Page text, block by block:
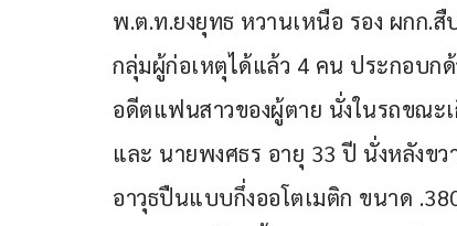
พ.ต.ท.ยงยุทธ หวานเหนือ รอง ผกก.
กลุ่มผู้ก่อเหตุได้แล้ว 4 คน ประกอบก
อดีตแฟนสาวของผู้ตาย นั่งในรถขณะ
และ นายพงศธร อายุ 33 ปี นั่งหลังข
อาวุธปืนแบบกึ่งออโตเมติก ขนาด